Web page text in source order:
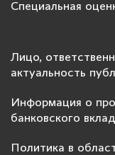
Специальная
Лицо,
актуальность
Информация о
банковского
Политика в